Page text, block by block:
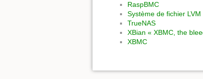
RaspBMC
Système de fichier LVM
TrueNAS
XBian « XBMC, the
XBMC